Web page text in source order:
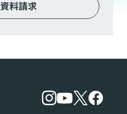
資料請求